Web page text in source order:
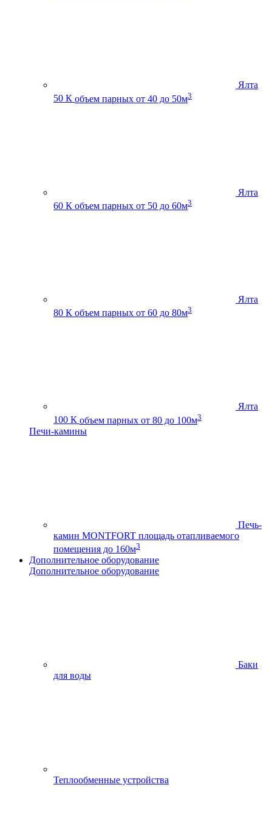
Ялта
50 К объем парных от 40 до 50м3
Ялта
60 К объем парных от 50 до 60м3
Ялта
80 К объем парных от 60 до 80м3
Ялта
100 К объем парных от 80 до 100м3
Печи-камины
Печь-
камин MONTFORT площадь отапливаемого
помещения до 160м3
Дополнительное оборудование
Дополнительное оборудование
Баки
для воды
Теплообменные устройства